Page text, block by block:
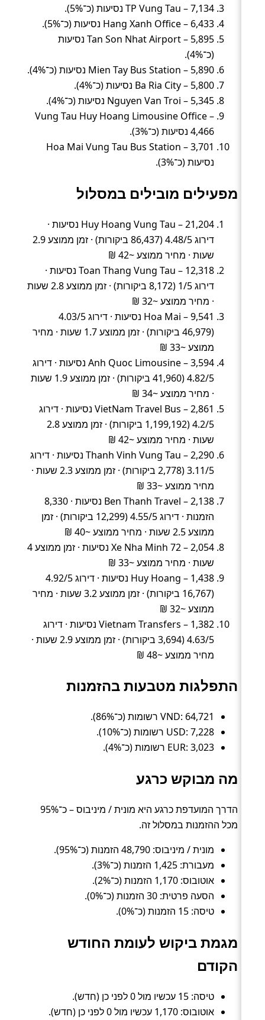
TP Vung Tau – 7,134 נסיעות (כ־5%).
Hang Xanh Office – 6,433 נסיעות (כ־5%).
Tan Son Nhat Airport – 5,895 נסיעות
(כ־4%).
Mien Tay Bus Station – 5,890 נסיעות (כ־4%).
Ba Ria City – 5,800 נסיעות (כ־4%).
Nguyen Van Troi – 5,345 נסיעות (כ־4%).
Vung Tau Huy Hoang Limousine Office –
4,466 נסיעות (כ־3%).
Hoa Mai Vung Tau Bus Station – 3,701
נסיעות (כ־3%).
מפעילים מובילים במסלול
Huy Hoang Vung Tau – 21,204 נסיעות ·
דירוג 4.48/5 (86,437 ביקורות) · זמן ממוצע 2.9
שעות · מחיר ממוצע ~42 ₪
Toan Thang Vung Tau – 12,318 נסיעות ·
דירוג 1/5 (8,172 ביקורות) · זמן ממוצע 2.8 שעות
· מחיר ממוצע ~32 ₪
Hoa Mai – 9,541 נסיעות · דירוג 4.03/5
(46,979 ביקורות) · זמן ממוצע 1.7 שעות · מחיר
ממוצע ~33 ₪
Anh Quoc Limousine – 3,594 נסיעות · דירוג
4.82/5 (41,960 ביקורות) · זמן ממוצע 1.9 שעות
· מחיר ממוצע ~34 ₪
VietNam Travel Bus – 2,861 נסיעות · דירוג
4.2/5 (1,199,192 ביקורות) · זמן ממוצע 2.8
שעות · מחיר ממוצע ~42 ₪
Thanh Vinh Vung Tau – 2,290 נסיעות · דירוג
3.11/5 (2,778 ביקורות) · זמן ממוצע 2.3 שעות ·
מחיר ממוצע ~33 ₪
Ben Thanh Travel – 2,138 נסיעות · 8,330
הזמנות · דירוג 4.55/5 (12,299 ביקורות) · זמן
ממוצע 2.5 שעות · מחיר ממוצע ~40 ₪
Xe Nha Minh 72 – 2,054 נסיעות · זמן ממוצע 4
שעות · מחיר ממוצע ~33 ₪
Huy Hoang – 1,438 נסיעות · דירוג 4.92/5
(16,767 ביקורות) · זמן ממוצע 3.2 שעות · מחיר
ממוצע ~32 ₪
Vietnam Transfers – 1,382 נסיעות · דירוג
4.63/5 (3,694 ביקורות) · זמן ממוצע 2.9 שעות ·
מחיר ממוצע ~48 ₪
התפלגות מטבעות בהזמנות
VND: 64,721 רשומות (כ־86%).
USD: 7,228 רשומות (כ־10%).
EUR: 3,023 רשומות (כ־4%).
מה מבוקש כרגע
הדרך המועדפת כרגע היא מונית / מיניבוס – כ־95%
מכל ההזמנות במסלול זה.
מונית / מיניבוס: 48,790 הזמנות (כ־95%).
מעבורת: 1,425 הזמנות (כ־3%).
אוטובוס: 1,170 הזמנות (כ־2%).
הסעה פרטית: 30 הזמנות (כ־0%).
טיסה: 15 הזמנות (כ־0%).
מגמת ביקוש לעומת החודש
הקודם
טיסה: 15 עכשיו מול 0 לפני כן (חדש).
אוטובוס: 1,170 עכשיו מול 0 לפני כן (חדש).